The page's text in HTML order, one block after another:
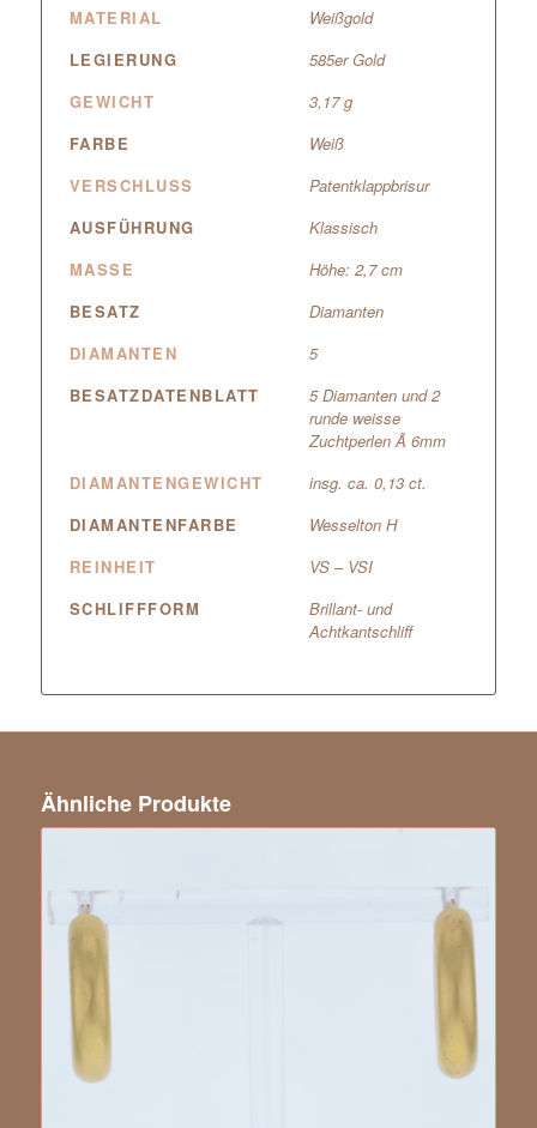
MATERIAL
Weißgold
LEGIERUNG
585er Gold
GEWICHT
3,17 g
FARBE
Weiß
VERSCHLUSS
Patentklappbrisur
AUSFÜHRUNG
Klassisch
MASSE
Höhe: 2,7 cm
BESATZ
Diamanten
DIAMANTEN
5
BESATZDATENBLATT
5 Diamanten und 2
runde weisse
Zuchtperlen Ã 6mm
DIAMANTENGEWICHT
insg. ca. 0,13 ct.
DIAMANTENFARBE
Wesselton H
REINHEIT
VS – VSI
SCHLIFFFORM
Brillant- und
Achtkantschliff
Ähnliche Produkte